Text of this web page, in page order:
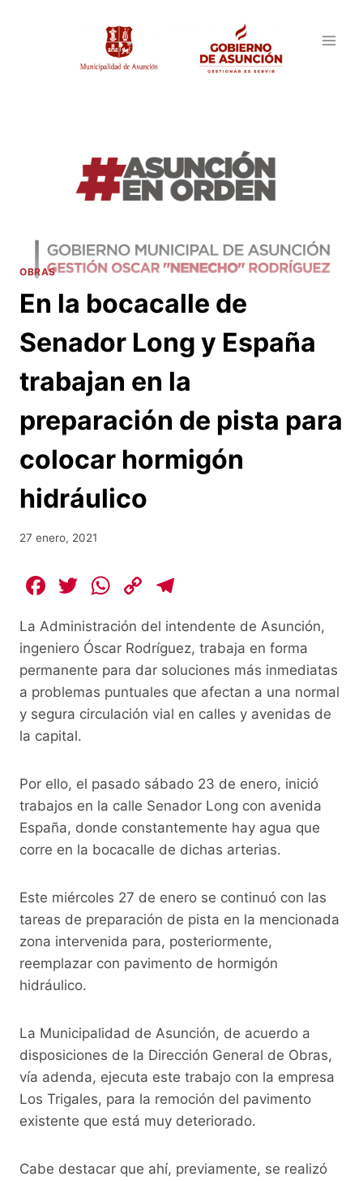
OBRAS
En la bocacalle de
Senador Long y España
trabajan en la
preparación de pista para
colocar hormigón
hidráulico
27 enero, 2021
F
c
e
b
o
o
T
itt
er
W
at
s
A
p
C
p
y
Li
n
e
gr
a
m
La Administración del intendente de Asunción,
ingeniero Óscar Rodríguez, trabaja en forma
permanente para dar soluciones más inmediatas
a problemas puntuales que afectan a una normal
y segura circulación vial en calles y avenidas de
la capital.
Por ello, el pasado sábado 23 de enero, inició
trabajos en la calle Senador Long con avenida
España, donde constantemente hay agua que
corre en la bocacalle de dichas arterias.
Este miércoles 27 de enero se continuó con las
tareas de preparación de pista en la mencionada
zona intervenida para, posteriormente,
reemplazar con pavimento de hormigón
hidráulico.
La Municipalidad de Asunción, de acuerdo a
disposiciones de la Dirección General de Obras,
vía adenda, ejecuta este trabajo con la empresa
Los Trigales, para la remoción del pavimento
existente que está muy deteriorado.
Cabe destacar que ahí, previamente, se realizó